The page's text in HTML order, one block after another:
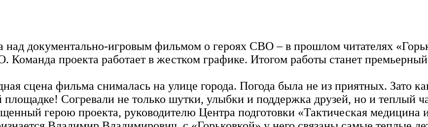
над документально-игровым фильмом о героях СВО – в прошлом читателях
проекта работает в жестком графике. Итогом работы станет
сцена фильма снималась на улице города. Погода была не из приятных. Зато
Согревали не только шутки, улыбки и поддержка друзей, но и теплый
герою проекта, руководителю Центра подготовки «Тактическая медицина